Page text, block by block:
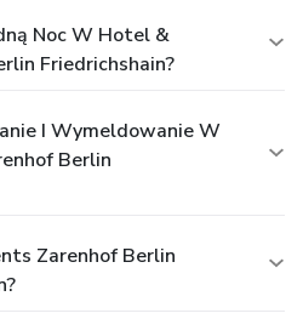
Noc W Hotel &
Friedrichshain?
I Wymeldowanie W
Berlin
Zarenhof Berlin